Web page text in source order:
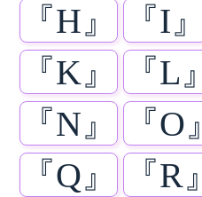
『H』
『I』
『K』
『L』
『N』
『O』
『Q』
『R』